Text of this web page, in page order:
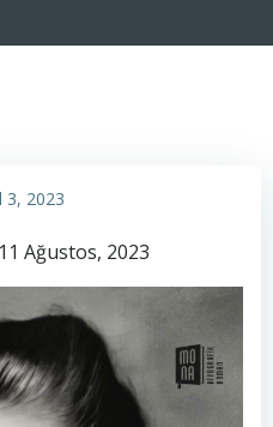
3, 2023
11 Ağustos, 2023